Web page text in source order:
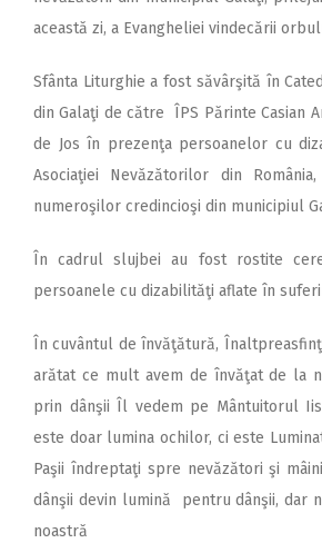
această zi, a Evangheliei vindecării
Sfânta Liturghie a fost săvârşită în
din Galaţi de către ÎPS Părinte Casian
de Jos în prezenţa persoanelor cu
Asociaţiei Nevăzătorilor din
numeroşilor credincioşi din municipiul
În cadrul slujbei au fost rostite
persoanele cu dizabilităţi aflate în
În cuvântul de învăţătură,
arătat ce mult avem de învăţat de la
prin dânşii Îl vedem pe Mântuitorul
este doar lumina ochilor, ci este
Paşii îndreptaţi spre nevăzători şi
dânşii devin lumină pentru dânşii, dar
noastră